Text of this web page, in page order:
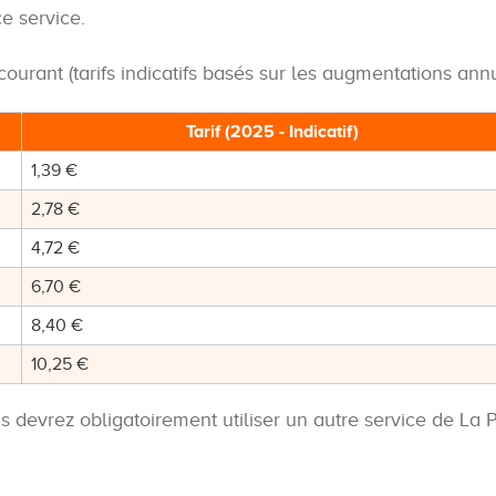
service.
(tarifs indicatifs basés sur les augmentations
Tarif (2025 - Indicatif)
1,39 €
2,78 €
4,72 €
6,70 €
8,40 €
10,25 €
devrez obligatoirement utiliser un autre service de La